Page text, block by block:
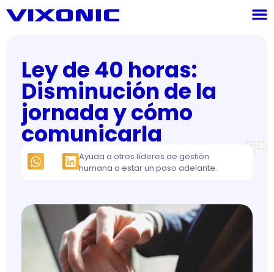
Ley de 40 horas:
Disminución de la
jornada y cómo
comunicarla
Ayuda a otros líderes de gestión
humana a estar un paso adelante.